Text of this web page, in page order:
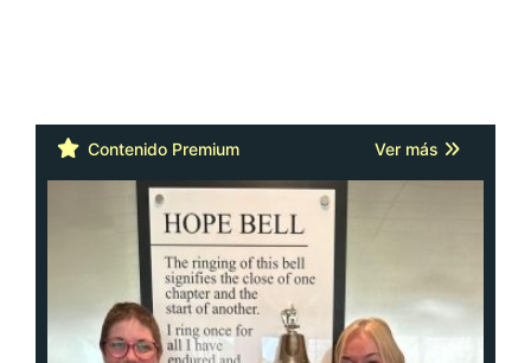
Contenido Premium Ver más